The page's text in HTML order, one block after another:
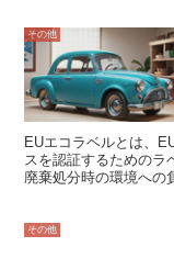
動車、建設資材、食品
関する規格も数多く制定されています
は、革の品質試験方法
が含まれており、これ
全性を確保することができます。 また、ドイ
だけでなく、ヨーロッ
な規格として認識され
その他
EUエコラベルとは、
スを認証するためのラ
廃棄処分時の環境への
ることを目指していま
も厳しい基準が設け
その他